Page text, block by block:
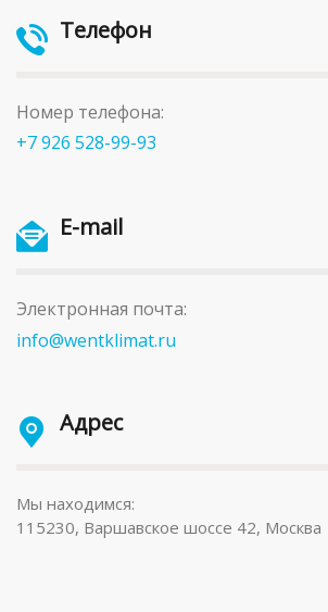
Телефон
Номер телефона:
+7 926 528-99-93
E-mail
Электронная почта:
info@wentklimat.ru
Адрес
Мы находимся:
115230, Варшавское шоссе 42, Москва